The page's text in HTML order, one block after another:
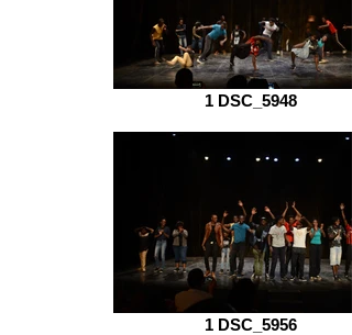
1 DSC_5948
1 DSC_5956